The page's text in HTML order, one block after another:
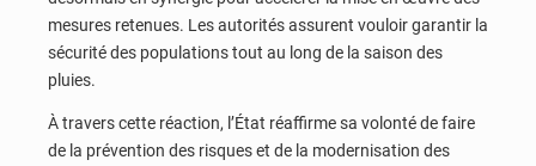
mesures retenues. Les autorités assurent vouloir garantir la
sécurité des populations tout au long de la saison des
pluies.
À travers cette réaction, l’État réaffirme sa volonté de faire
de la prévention des risques et de la modernisation des